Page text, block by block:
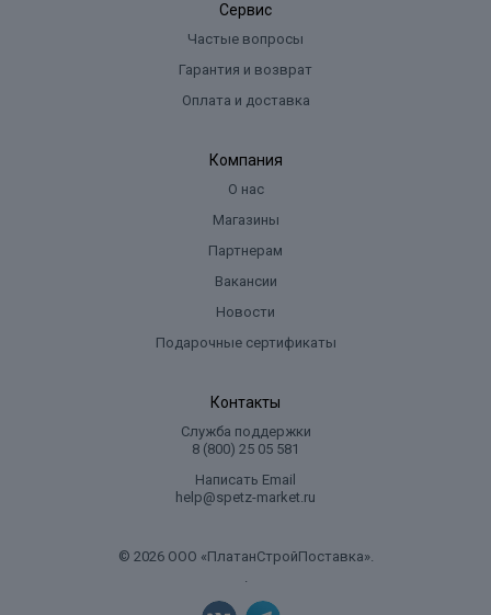
Сервис
Частые вопросы
Гарантия и возврат
Оплата и доставка
Компания
О нас
Магазины
Партнерам
Вакансии
Новости
Подарочные сертификаты
Контакты
Служба поддержки
8 (800) 25 05 581
Написать Email
help@spetz-market.ru
© 2026 ООО «ПлатанСтройПоставка».
.